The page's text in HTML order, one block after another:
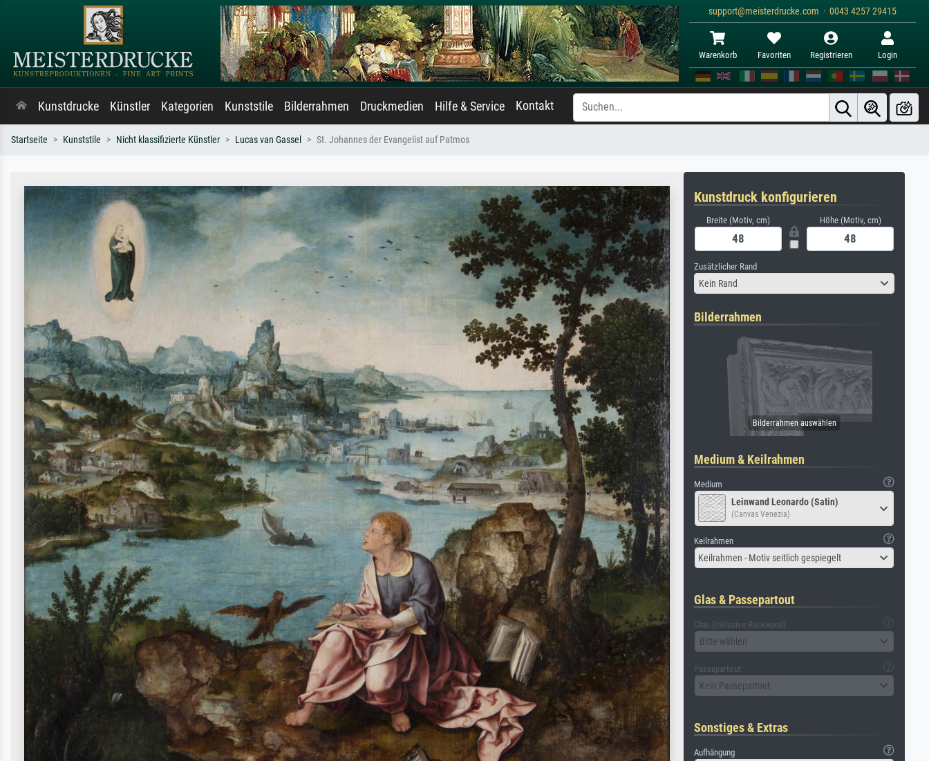
support@meisterdrucke.com · 0043 4257 29415
Warenkorb Favoriten Registrieren Login
Kunstdrucke Künstler Kategorien Kunststile Bilderrahmen Druckmedien Hilfe & Service Kontakt
Startseite Kunststile Nicht klassifizierte Künstler Lucas van Gassel St. Johannes der Evangelist auf Patmos
Kunstdruck konfigurieren
Breite (Motiv, cm) Höhe (Motiv, cm)
Zusätzlicher Rand
Kein Rand
Bilderrahmen
Medium & Keilrahmen
Medium
Leinwand Leonardo (Satin)
(Canvas Venezia)
Keilrahmen
Keilrahmen - Motiv seitlich gespiegelt
Glas & Passepartout
Glas (inklusive Rückwand)
Bitte wählen
Passepartout
Kein Passepartout
Sonstiges & Extras
Aufhängung